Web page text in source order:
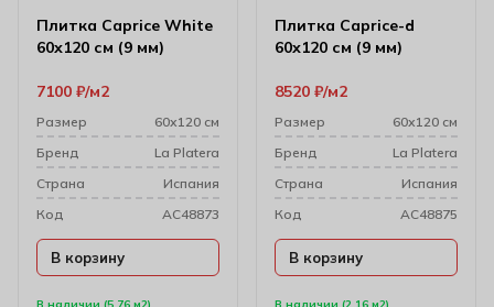
Плитка Caprice White
60х120 см (9 мм)
7100 ₽ м2
Размер
60х120 см
Бренд
La Platera
Cтрана
Испания
Код
AC48873
В корзину
Плитка Caprice-d
60х120 см (9 мм)
8520 ₽ м2
Размер
60х120 см
Бренд
La Platera
Cтрана
Испания
Код
AC48875
В корзину